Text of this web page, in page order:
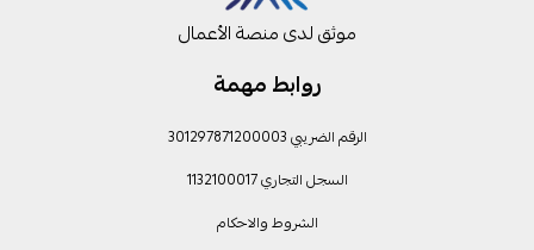
روابط مهمة
الرقم الضريبي 301297871200003
السجل التجاري 1132100017
الشروط والاحكام
موثق لدى منصة الأعمال